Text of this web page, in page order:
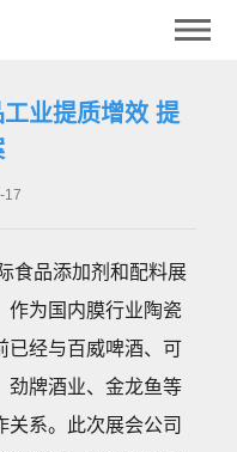
业提质增效 提
17
食品添加剂和配料展
作为国内膜行业陶瓷
已经与百威啤酒、可
劲牌酒业、金龙鱼等
关系。此次展会公司